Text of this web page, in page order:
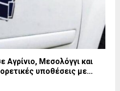
Αγρίνιο, Μεσολόγγι και
υποθέσεις με...